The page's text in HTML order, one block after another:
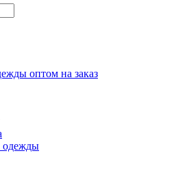
оптом на заказ
одежды